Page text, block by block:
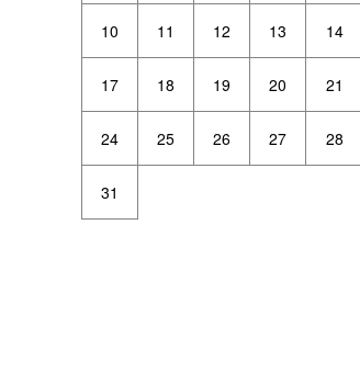
10 11 12 13 14
17 18 19 20 21
24 25 26 27 28
31